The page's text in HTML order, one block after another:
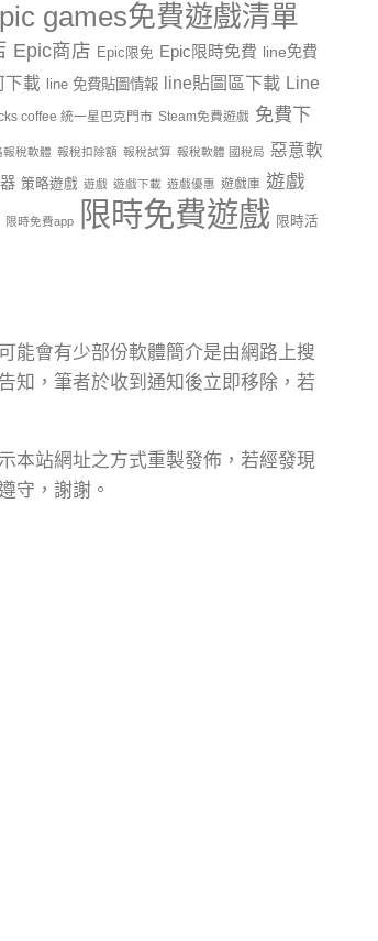
games免費遊戲清單
Epic商店 Epic限免 Epic限時免費 line免費
下載 line 免費貼圖情報 line貼圖區下載 Line
coffee 統一星巴克門市 Steam免費遊戲 免費下
報稅軟體 報稅扣除額 報稅試算 報稅軟體 國稅局 惡意軟
策略遊戲 遊戲 遊戲下載 遊戲優惠 遊戲庫 遊戲
限時免費app 限時免費遊戲 限時活
能會有少部份軟體簡介是由網路上搜
知，筆者於收到通知後立即移除，若
本站網址之方式重製發佈，若經發現
守，謝謝。